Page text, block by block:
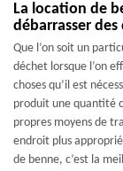
La location de
débarrasser des
Que l’on soit un
déchet lorsque l’on
choses qu’il est
produit une quantité
propres moyens de
endroit plus
de benne, c’est la